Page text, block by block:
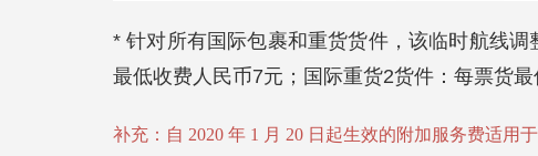
* 针对所有国际包裹和重货货件，该临时航线
最低收费人民币7元；国际重货2货件：每票货最
补充：自 2020 年 1 月 20 日起生效的附加服务费适用